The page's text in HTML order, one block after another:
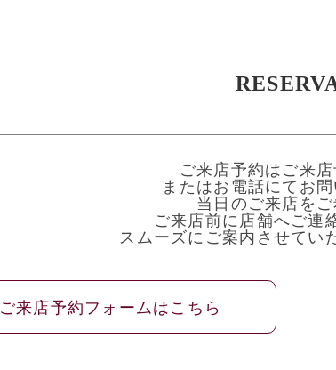
ご来店予約はご来店
またはお電話にてお問
当日のご来店をご
ご来店前に店舗へご連
スムーズにご案内させてい
ご来店予約フォームはこちら